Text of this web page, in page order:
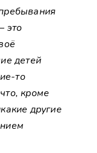
это
детей
то
кроме
другие